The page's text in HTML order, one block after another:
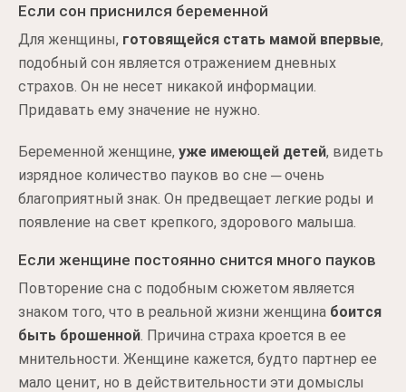
Если сон приснился беременной
Для женщины, готовящейся стать мамой впервые,
подобный сон является отражением дневных
страхов. Он не несет никакой информации.
Придавать ему значение не нужно.
Беременной женщине, уже имеющей детей, видеть
изрядное количество пауков во сне ─ очень
благоприятный знак. Он предвещает легкие роды и
появление на свет крепкого, здорового малыша.
Если женщине постоянно снится много пауков
Повторение сна с подобным сюжетом является
знаком того, что в реальной жизни женщина боится
быть брошенной. Причина страха кроется в ее
мнительности. Женщине кажется, будто партнер ее
мало ценит, но в действительности эти домыслы